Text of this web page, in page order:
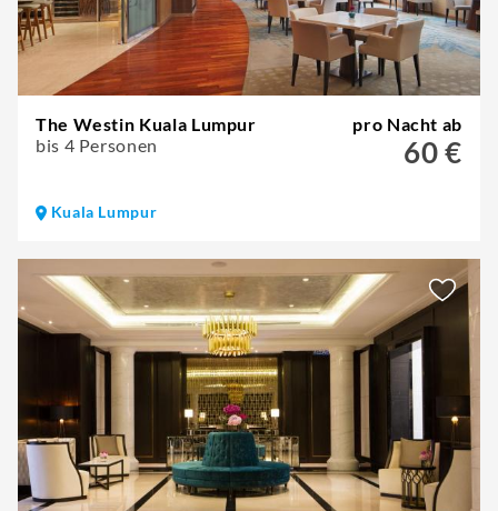
The Westin Kuala Lumpur
bis 4 Personen
pro Nacht ab
60 €
Kuala Lumpur